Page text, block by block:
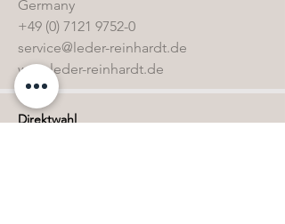
Germany
+49 (0) 7121 9752-0
service@leder-reinhardt.de
www.leder-reinhardt.de
Direktwahl